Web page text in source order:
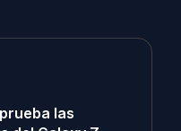
las